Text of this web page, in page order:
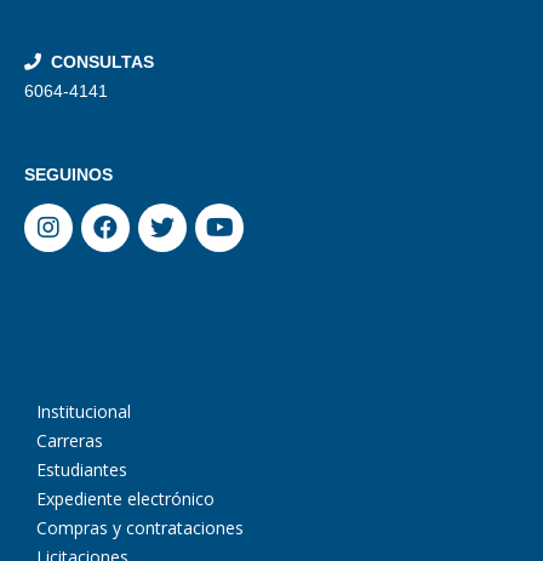
CONSULTAS
6064-4141
SEGUINOS
Institucional
Carreras
Estudiantes
Expediente electrónico
Compras y contrataciones